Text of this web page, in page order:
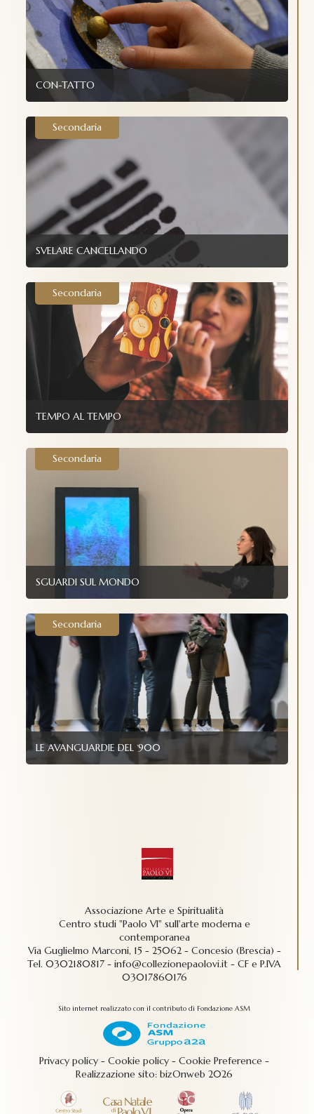
CON-TATTO
Secondaria
SVELARE CANCELLANDO
Secondaria
TEMPO AL TEMPO
Secondaria
SGUARDI SUL MONDO
Secondaria
LE AVANGUARDIE DEL ‘900
Associazione Arte e Spiritualità
Centro studi "Paolo VI" sull'arte moderna e
contemporanea
Via Guglielmo Marconi, 15 - 25062 - Concesio (Brescia) -
Tel.0302180817 -info@collezionepaolovi.it - CF e P.IVA
03017860176
Sito internet realizzato con il contributo di Fondazione ASM
Privacy policy -Cookie policy -Cookie Preference -
Realizzazione sito:bizOnweb 2026